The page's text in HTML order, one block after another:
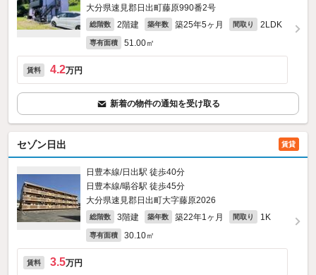
大分県速見郡日出町藤原990番2号
総階数 2階建 築年数 築25年5ヶ月 間取り 2LDK
専有面積 51.00㎡
賃料 4.2万円
新着の物件の通知を受け取る
セゾン日出 賃貸
日豊本線/日出駅 徒歩40分
日豊本線/暘谷駅 徒歩45分
大分県速見郡日出町大字藤原2026
総階数 3階建 築年数 築22年1ヶ月 間取り 1K
専有面積 30.10㎡
賃料 3.5万円